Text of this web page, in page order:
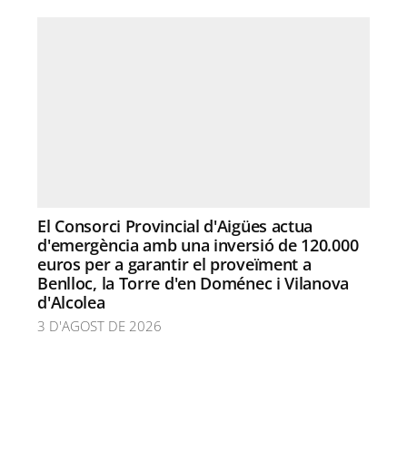
El Consorci Provincial d'Aigües actua
d'emergència amb una inversió de 120.000
euros per a garantir el proveïment a
Benlloc, la Torre d'en Doménec i Vilanova
d'Alcolea
3 D'AGOST DE 2026